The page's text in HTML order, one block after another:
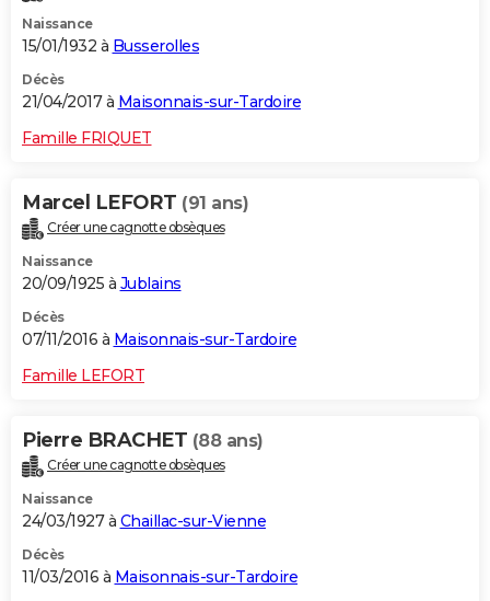
Naissance
15/01/1932 à Busserolles
Décès
21/04/2017 à Maisonnais-sur-Tardoire
Famille FRIQUET
Marcel LEFORT (91 ans)
Créer une cagnotte obsèques
Naissance
20/09/1925 à Jublains
Décès
07/11/2016 à Maisonnais-sur-Tardoire
Famille LEFORT
Pierre BRACHET (88 ans)
Créer une cagnotte obsèques
Naissance
24/03/1927 à Chaillac-sur-Vienne
Décès
11/03/2016 à Maisonnais-sur-Tardoire